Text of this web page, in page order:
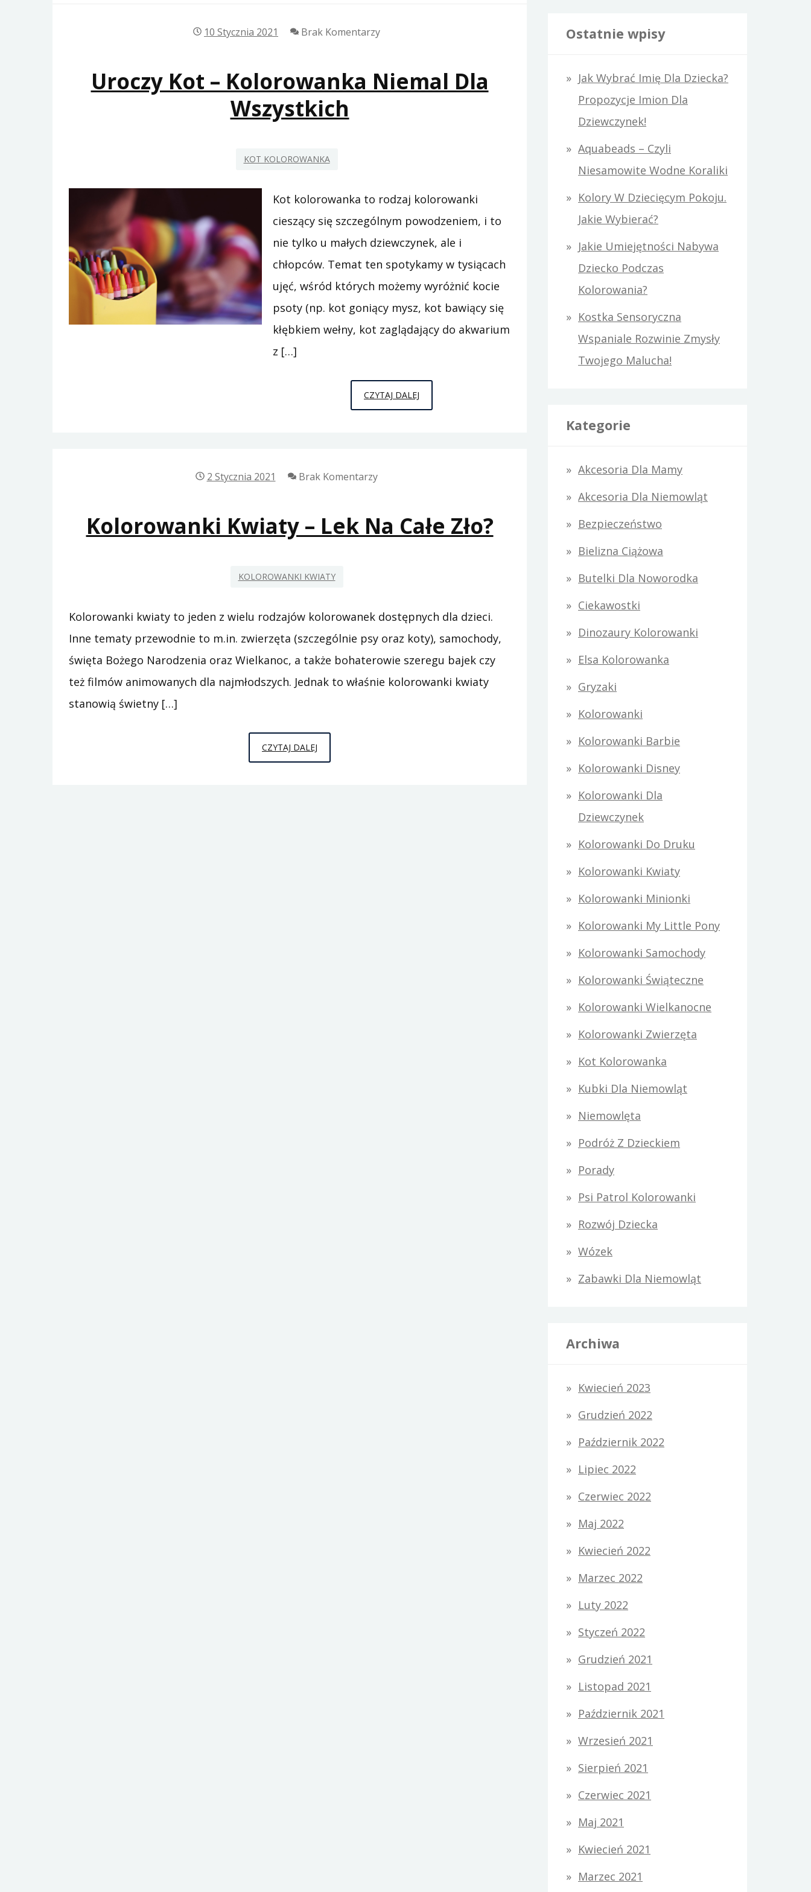
10 Stycznia 2021 Brak Komentarzy
Uroczy Kot – Kolorowanka Niemal Dla
Wszystkich
KOT KOLOROWANKA
Kot kolorowanka to rodzaj kolorowanki
cieszący się szczególnym powodzeniem, i to
nie tylko u małych dziewczynek, ale i
chłopców. Temat ten spotykamy w tysiącach
ujęć, wśród których możemy wyróżnić kocie
psoty (np. kot goniący mysz, kot bawiący się
kłębkiem wełny, kot zaglądający do akwarium
z […]
CZYTAJ DALEJ
KOT
2 Stycznia 2021 Brak Komentarzy
Kolorowanki Kwiaty – Lek Na Całe Zło?
KOLOROWANKI KWIATY
Kolorowanki kwiaty to jeden z wielu rodzajów kolorowanek dostępnych dla dzieci.
Inne tematy przewodnie to m.in. zwierzęta (szczególnie psy oraz koty), samochody,
święta Bożego Narodzenia oraz Wielkanoc, a także bohaterowie szeregu bajek czy
też filmów animowanych dla najmłodszych. Jednak to właśnie kolorowanki kwiaty
stanowią świetny […]
CZYTAJ DALEJ
KWIATY
k
j
Ostatnie wpisy
Jak Wybrać Imię Dla Dziecka?
Propozycje Imion Dla
Dziewczynek!
Aquabeads – Czyli
Niesamowite Wodne Koraliki
Kolory W Dziecięcym Pokoju.
Jakie Wybierać?
Jakie Umiejętności Nabywa
Dziecko Podczas
Kolorowania?
Kostka Sensoryczna
Wspaniale Rozwinie Zmysły
Twojego Malucha!
Kategorie
Akcesoria Dla Mamy
Akcesoria Dla Niemowląt
Bezpieczeństwo
Bielizna Ciążowa
Butelki Dla Noworodka
Ciekawostki
Dinozaury Kolorowanki
Elsa Kolorowanka
Gryzaki
Kolorowanki
Kolorowanki Barbie
Kolorowanki Disney
Kolorowanki Dla
Dziewczynek
Kolorowanki Do Druku
Kolorowanki Kwiaty
Kolorowanki Minionki
Kolorowanki My Little Pony
Kolorowanki Samochody
Kolorowanki Świąteczne
Kolorowanki Wielkanocne
Kolorowanki Zwierzęta
Kot Kolorowanka
Kubki Dla Niemowląt
Niemowlęta
Podróż Z Dzieckiem
Porady
Psi Patrol Kolorowanki
Rozwój Dziecka
Wózek
Zabawki Dla Niemowląt
Archiwa
Kwiecień 2023
Grudzień 2022
Październik 2022
Lipiec 2022
Czerwiec 2022
Maj 2022
Kwiecień 2022
Marzec 2022
Luty 2022
Styczeń 2022
Grudzień 2021
Listopad 2021
Październik 2021
Wrzesień 2021
Sierpień 2021
Czerwiec 2021
Maj 2021
Kwiecień 2021
Marzec 2021